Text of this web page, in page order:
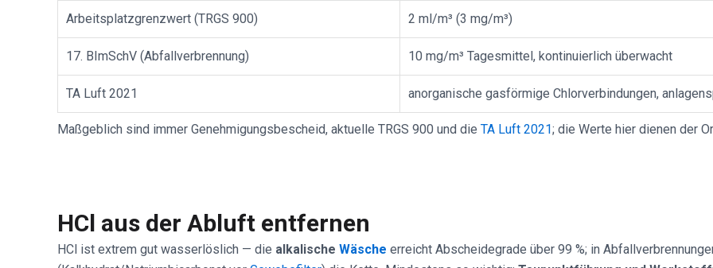
Arbeitsplatzgrenzwert (TRGS 900) 2 ml/m³ (3 mg/m³)
17. BImSchV (Abfallverbrennung) 10 mg/m³ Tagesmittel, kontinuierlich überwacht
TA Luft 2021 anorganische gasförmige Chlorverbindungen,
Maßgeblich sind immer Genehmigungsbescheid, aktuelle TRGS 900 und die TA Luft 2021; die Werte hier dienen der
HCl aus der Abluft entfernen
HCl ist extrem gut wasserlöslich — die alkalische Wäsche erreicht Abscheidegrade über 99 %; in